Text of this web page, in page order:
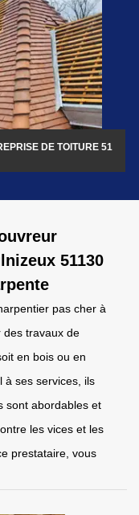
DE TOITURE 51
51130
pas cher à
des travaux de
en bois ou en
à ses services, ils
sont abordables et
les vices et les
prestataire, vous